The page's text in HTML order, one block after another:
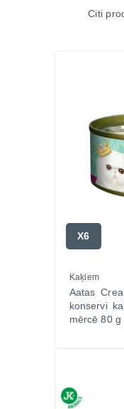
Citi
X6
Kaķiem
Aatas
konservi
mērcē 80 g